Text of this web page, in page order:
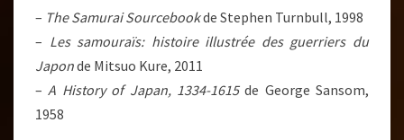
– The Samurai Sourcebookde Stephen Turnbull, 1998
– Les samouraïs: histoire illustrée des guerriers du
Japonde Mitsuo Kure, 2011
–A History of Japan, 1334-1615de George Sansom,
1958